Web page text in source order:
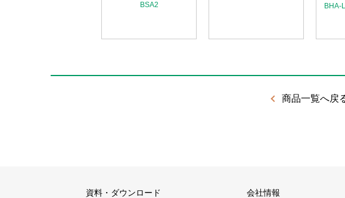
BSA2
BHA-
商品一覧へ戻
資料・ダウンロード 会社情報